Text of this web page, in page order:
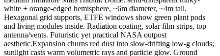
white + orange-edged hemisphere, ~6m diameter, ~4m tall.
Hexagonal grid supports, ETFE windows show green plant pods
and living modules inside. Radiation coating, solar film strips, top
antenna/vents. Futuristic yet practical NASA outpost
aesthetic.Expansion churns red dust into slow-drifting low-g clouds;
sunlight casts warm volumetric rays and particle glow. Ground